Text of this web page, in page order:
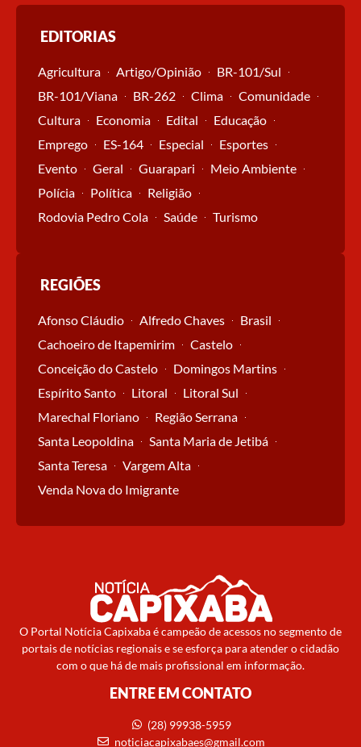
EDITORIAS
Agricultura Artigo/Opinião
BR-101/Sul
BR-101/Viana
BR-262 Clima
Comunidade
Cultura
Economia Edital
Educação
Emprego
ES-164 Especial
Esportes
Evento
Geral Guarapari
Meio Ambiente
Polícia
Política
Religião
Rodovia Pedro Cola
Saúde Turismo
REGIÕES
Afonso Cláudio Alfredo Chaves
Brasil
Cachoeiro de Itapemirim
Castelo
Conceição do Castelo
Domingos Martins
Espírito Santo
Litoral
Litoral Sul
Marechal Floriano
Região Serrana
Santa Leopoldina
Santa Maria de Jetibá
Santa Teresa
Vargem Alta
Venda Nova do Imigrante
O Portal Notícia Capixaba é campeão de acessos no segmento de
portais de notícias regionais e se esforça para atender o cidadão
com o que há de mais profissional em informação.
ENTRE EM CONTATO
(28) 99938-5959
noticiacapixabaes@gmail.com